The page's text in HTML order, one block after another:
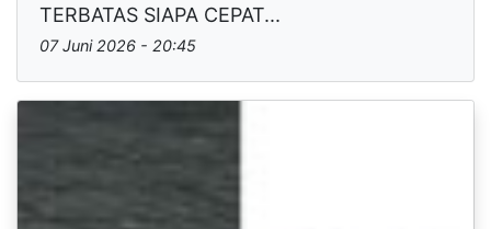
TERBATAS SIAPA CEPAT...
07 Juni 2026 - 20:45